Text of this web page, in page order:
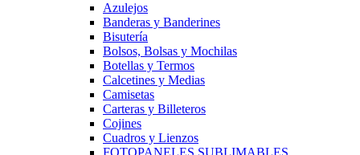
Azulejos
Banderas y Banderines
Bisutería
Bolsos, Bolsas y Mochilas
Botellas y Termos
Calcetines y Medias
Camisetas
Carteras y Billeteros
Cojines
Cuadros y Lienzos